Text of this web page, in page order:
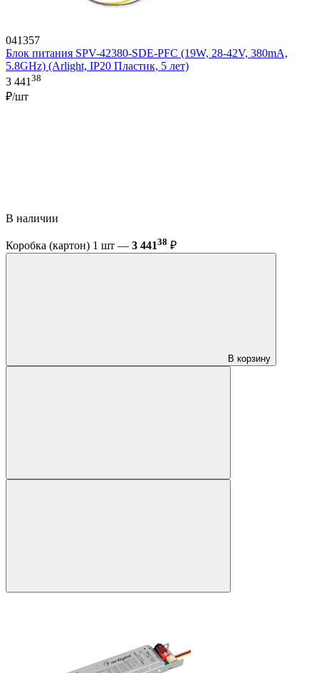
041357
Блок питания SPV-42380-SDE-PFC (19W, 28-42V, 380mA,
5.8GHz) (Arlight, IP20 Пластик, 5 лет)
3 441 38
₽/шт
В наличии
Коробка (картон) 1 шт — 3 44138 ₽
В корзину